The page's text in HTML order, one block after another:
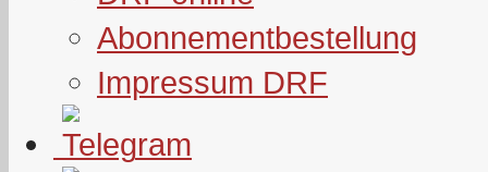
Abonnementbestellung
Impressum DRF